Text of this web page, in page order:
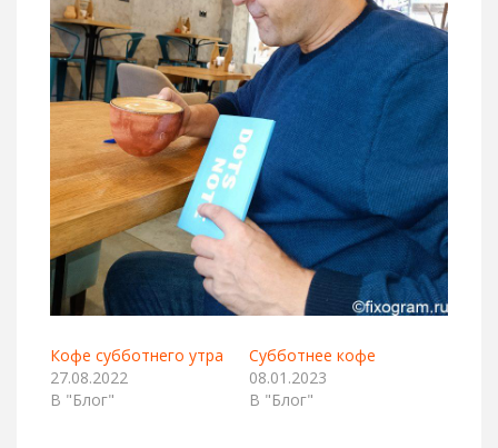
Кофе субботнего утра
27.08.2022
В "Блог"
Субботнее кофе
08.01.2023
В "Блог"